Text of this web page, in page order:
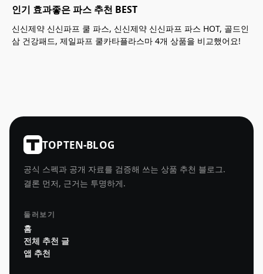
인기 효과좋은 파스 추천 BEST
신신제약 신신파프 쿨 파스, 신신제약 신신파프 파스 HOT, 골드인
삼 건강패드, 제일파프 쿨카타플라스마 4개 상품을 비교했어요!
TOPTEN-BLOG
공식 스펙과 공개 자료를 검증해 쓰는 상품 추천 블로그.
결론 먼저, 근거는 투명하게.
둘러보기
홈
전체 추천 글
앱 추천